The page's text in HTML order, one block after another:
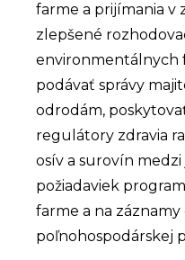
farme a prijímania v
zlepšené
environmentálnych
podávať správy
odrodám,
regulátory zdravia
osív a surovín
požiadaviek
farme a na záznamy
poľnohospodárskej